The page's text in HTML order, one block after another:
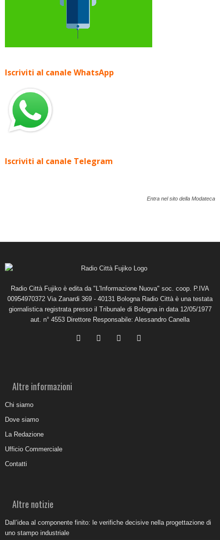
Iscriviti al canale WhatsApp
Iscriviti al canale Telegram
Entra nel sito della Modateca
Radio Città Fujiko è edita da "L'Informazione Nuova" soc. coop. P.IVA
00954970372 Via Zanardi 369 - 40131 Bologna Radio Città è una testata
giornalistica registrata presso il Tribunale di Bologna in data 12/05/1977
aut. n° 4553 Direttore Responsabile: Alessandro Canella
Altre informazioni
Chi siamo
Dove siamo
La Redazione
Ufficio Commerciale
Contatti
Altre notizie
Dall’idea al componente finito: le verifiche decisive nella progettazione di
uno stampo industriale